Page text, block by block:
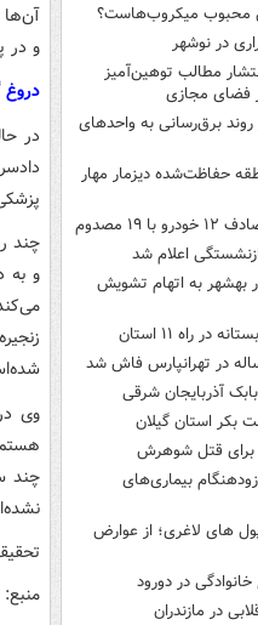
محبوب میکروب‌هاست؟
در نوشهر
مطالب توهین‌آمیز
فضای مجازی
روند برق‌رسانی به واحدهای
حفاظت‌شده دیزمار مهار
مصدوم
اعلام شد
۶ نفر در بهشهر به اتهام تشویش
راه ۱۱ استان
آذربایجان شرقی
بکر استان گیلان
برای قتل شوهرش
بیماری‌های
های لاغری؛ از عوارض
در دورود
در مازندران
و در
دروغ
در
چند
و به
وی
چند
منبع: